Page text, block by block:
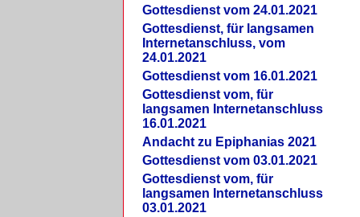
Gottesdienst vom 24.01.2021
Gottesdienst, für langsamen
Internetanschluss, vom
24.01.2021
Gottesdienst vom 16.01.2021
Gottesdienst vom, für
langsamen Internetanschluss
16.01.2021
Andacht zu Epiphanias 2021
Gottesdienst vom 03.01.2021
Gottesdienst vom, für
langsamen Internetanschluss
03.01.2021